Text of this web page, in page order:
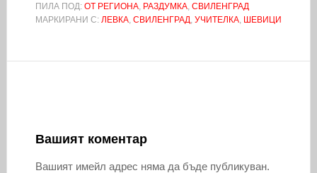
ПИЛА ПОД: ОТ РЕГИОНА, РАЗДУМКА, СВИЛЕНГРАД
МАРКИРАНИ С: ЛЕВКА, СВИЛЕНГРАД, УЧИТЕЛКА, ШЕВИЦИ
Вашият коментар
Вашият имейл адрес няма да бъде публикуван.